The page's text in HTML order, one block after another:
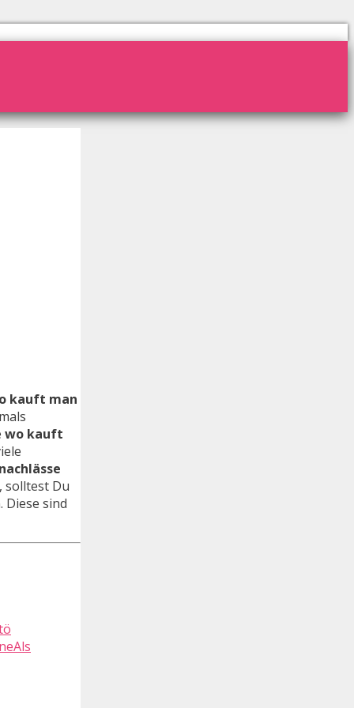
kauft man
wo kauft
solltest Du
sind